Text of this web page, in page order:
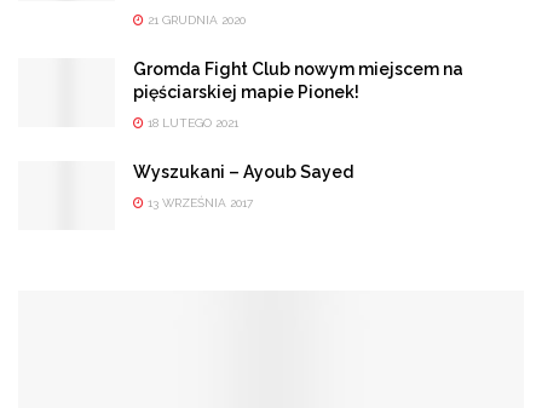
21 GRUDNIA 2020
Gromda Fight Club nowym miejscem na
pięściarskiej mapie Pionek!
18 LUTEGO 2021
Wyszukani – Ayoub Sayed
13 WRZEŚNIA 2017